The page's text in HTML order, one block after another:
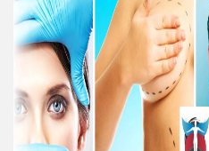
och ett bra
Om duskall göra ett
flera konsultationer
bestämmer dig.
Läs vår
guide om att